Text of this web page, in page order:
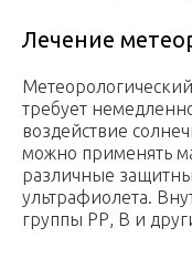
Лечение
требует
воздействие
можно применять
различные
ультрафиолета.
группы РР, В и